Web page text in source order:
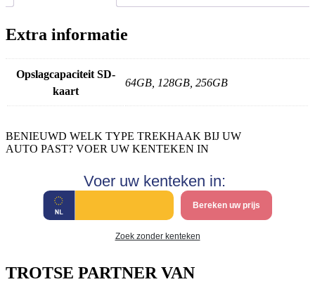
Extra informatie
Opslagcapaciteit SD-
kaart
64GB, 128GB, 256GB
BENIEUWD WELK TYPE TREKHAAK BIJ UW
AUTO PAST? VOER UW KENTEKEN IN
Voer uw kenteken in:
Bereken uw prijs
Zoek zonder kenteken
TROTSE PARTNER VAN